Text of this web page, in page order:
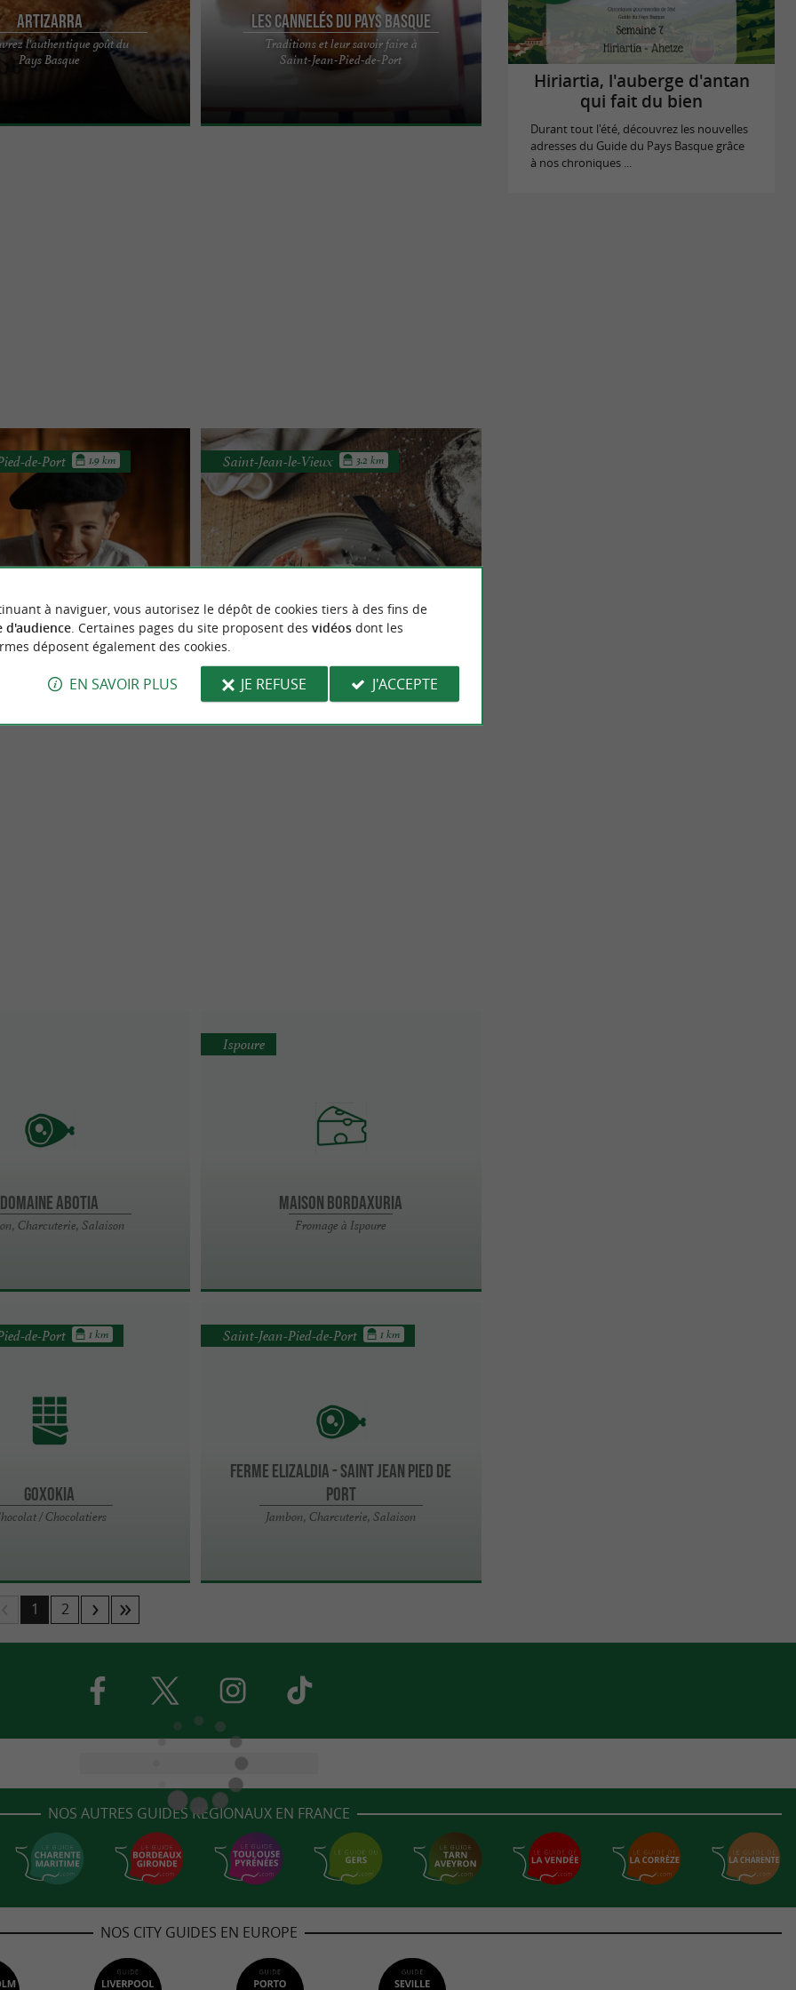
Artizarra
l'authentique goût du
Pays Basque
les recettes culinaires et le
la famille Borda se transmet avec
Les Cannelés du Pays Basque
Traditions et leur savoir faire à
Saint-Jean-Pied-de-Port
Fabricant de « macarons spécialité » pour votre
plus grand plaisir… C’est en hommage, tout
Gastellou
Gâteau Basque
à goûter absolument !
de-Port 1.9 km
du Pays Basque, la Maison
référence incontournable pour
Maison Mayté
Des passionnés de bons produits à
Saint-Jean-le-Vieux 3.2 km
Venez découvrir les séchoirs à jambons de Mayté
à Saint-Jean-le-Vieux (à 4km de Saint-Jean-Pied-
de-Port). ...
Domaine Abotia
Charcuterie, Salaison
Maison Bordaxuria
Fromage à Ispoure
Ispoure
Goxokia
/ Chocolatiers
de-Port 1 km
Ferme Elizaldia - Saint Jean Pied de
Port
Jambon, Charcuterie, Salaison
Saint-Jean-Pied-de-Port 1 km
1 2
Hiriartia, l'auberge d'antan
qui fait du bien
Durant tout l'été, découvrez les nouvelles
adresses du Guide du Pays Basque grâce
à nos chroniques ...
NOS AUTRES GUIDES RÉGIONAUX EN FRANCE
NOS CITY GUIDES EN EUROPE
à naviguer, vous autorisez le dépôt de cookies tiers à des fins de
d'audience. Certaines pages du site proposent des vidéosdont les
déposent également des cookies.
EN SAVOIR PLUS JE REFUSE J'ACCEPTE